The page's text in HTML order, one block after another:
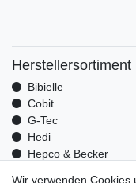
Herstellersortiment
Bibielle
Cobit
G-Tec
Hedi
Hepco & Becker
Wir verwenden Cookies